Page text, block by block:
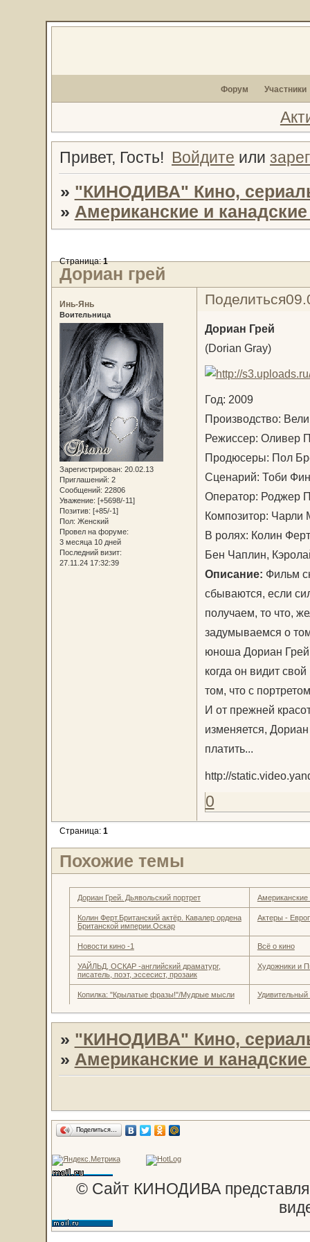
Форум Участники
Привет, Гость! Войдите или
» "КИНОДИВА" Кино,
» Американские и
Дориан грей
Страница:1
Поделиться
Инь-Янь
Воительница
Зарегистрирован: 20.02.13
Приглашений: 2
Сообщений: 22806
Уважение: [+5698/-11]
Позитив: [+85/-1]
Пол: Женский
Провел на форуме:
3 месяца 10 дней
Последний визит:
27.11.24 17:32:39
Дориан Грей
(Dorian Gray)
Год: 2009
Производство:
Режиссер: Оливер
Продюсеры: Пол
Сценарий: Тоби
Оператор: Роджер
Композитор:
В ролях: Колин
Бен Чаплин,
Описание: Фильм
сбываются, если
получаем, то что,
задумываемся о
юноша Дориан Грей
когда он видит
том, что с
И от прежней
изменяется,
платить...
http://
0
Страница: 1
Похожие темы
Дориан Грей. Дьявольский портрет
Колин Ферт.Британский актёр. Кавалер ордена
Британской империи.Оскар
Актеры -
Новости кино -1 Всё о кино
УАЙЛЬД, ОСКАР -английский драматург,
писатель, поэт, эссесист, прозаик
Художники и
Копилка: "Крылатые фразы!"/Мудрые мысли
» "КИНОДИВА" Кино,
» Американские и
Поделиться…
© Сайт КИНОДИВА